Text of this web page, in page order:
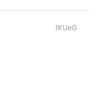
tKUeG